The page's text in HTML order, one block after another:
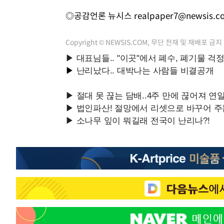
◎공감언론 뉴시스
Copyright © NEWSIS.COM, 무단 전재 및 재배포 금지